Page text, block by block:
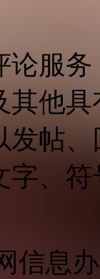
论服
其他
帖
字、
信息